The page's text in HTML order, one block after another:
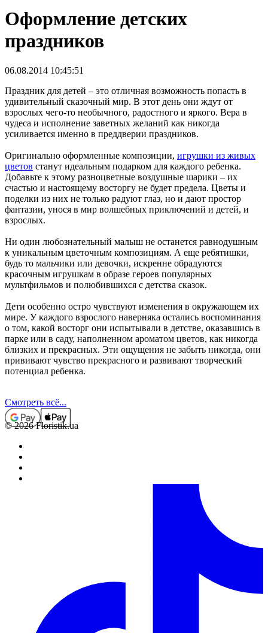
Оформление детских
праздников
06.08.2014 10:45:51
Праздник для детей – это отличная возможность попасть в
удивительный сказочный мир. В этот день они ждут от
взрослых чего-то необычного, радостного и яркого. Вера в
чудеса и исполнение заветных желаний как никогда
усиливается именно в преддверии праздников.
Оригинально оформленные композиции, игрушки из живых
цветов станут идеальным подарком для каждого ребенка.
Добавьте к этому разноцветные воздушные шарики – их
счастью и настоящему восторгу не будет предела. Цветы и
поделки из них не только радуют глаз, но и дают простор
фантазии, унося в мир волшебных приключений и детей, и
взрослых.
Ни один любознательный малыш не останется равнодушным
к уникальным цветочным композициям. А еще ребятишки,
будь то мальчики или девочки, искренне обрадуются
красочным игрушкам в образе героев популярных
мультфильмов и полюбившихся с детства сказок.
Дети особенно остро чувствуют изменения в окружающем их
мире. У каждого взрослого наверняка остались воспоминания
о том, какой восторг они испытывали в детстве, оказавшись в
парке или в саду, наполненном ароматом цветов, как никогда
близких и прекрасных. Эти ощущения не забыть никогда, они
прививают чувство прекрасного и развивают творческий
потенциал ребенка.
Смотреть всё...
© 2026 Floristik.ua